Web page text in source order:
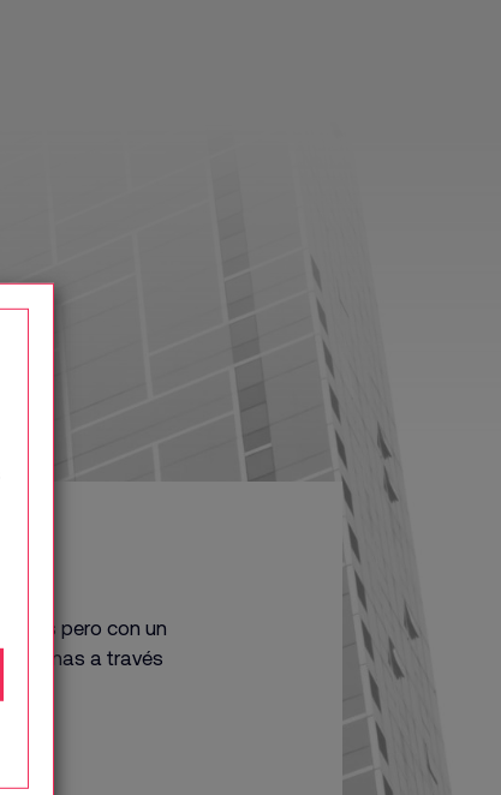
pero con un
a través